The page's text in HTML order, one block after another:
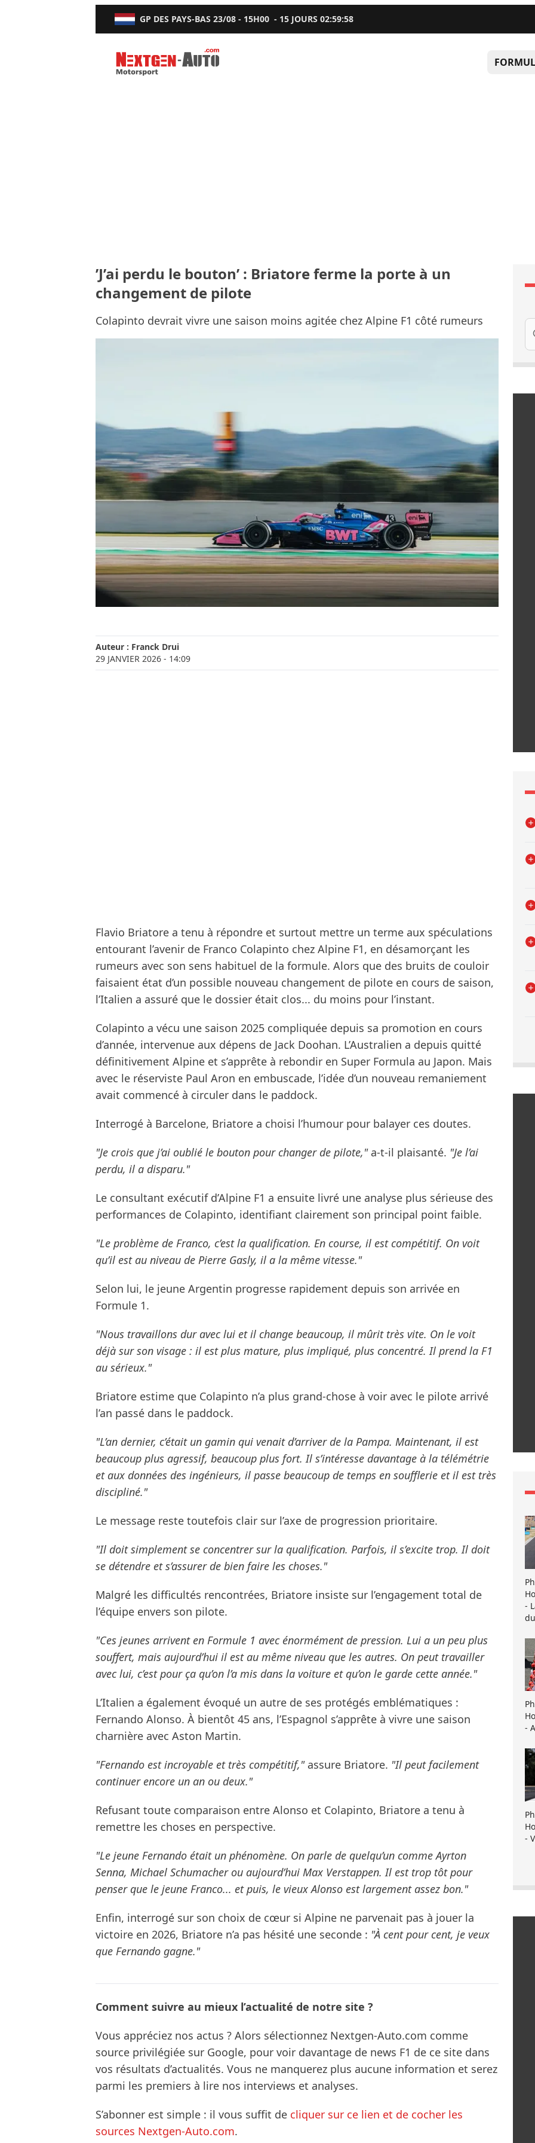
GP DES PAYS-BAS 23/08 - 15H00 - 15 JOURS02:59:57
Nextgen-Auto.com
’J’ai perdu le bouton’ : Briatore ferme la porte à un
changement de pilote
Colapinto devrait vivre une saison moins agitée chez Alpine F1 côté rumeurs
Auteur : Franck Drui
29 JANVIER 2026 - 14:09
Flavio Briatore a tenu à répondre et surtout mettre un terme aux spéculations
entourant l’avenir de Franco Colapinto chez Alpine F1, en désamorçant les
rumeurs avec son sens habituel de la formule. Alors que des bruits de couloir
faisaient état d’un possible nouveau changement de pilote en cours de saison,
l’Italien a assuré que le dossier était clos... du moins pour l’instant.
Colapinto a vécu une saison 2025 compliquée depuis sa promotion en cours
d’année, intervenue aux dépens de Jack Doohan. L’Australien a depuis quitté
définitivement Alpine et s’apprête à rebondir en Super Formula au Japon. Mais
avec le réserviste Paul Aron en embuscade, l’idée d’un nouveau remaniement
avait commencé à circuler dans le paddock.
Interrogé à Barcelone, Briatore a choisi l’humour pour balayer ces doutes.
"Je crois que j’ai oublié le bouton pour changer de pilote,"a-t-il plaisanté. "Je l’ai
perdu, il a disparu."
Le consultant exécutif d’Alpine F1 a ensuite livré une analyse plus sérieuse des
performances de Colapinto, identifiant clairement son principal point faible.
"Le problème de Franco, c’est la qualification. En course, il est compétitif. On voit
qu’il est au niveau de Pierre Gasly, il a la même vitesse."
Selon lui, le jeune Argentin progresse rapidement depuis son arrivée en
Formule 1.
"Nous travaillons dur avec lui et il change beaucoup, il mûrit très vite. On le voit
déjà sur son visage : il est plus mature, plus impliqué, plus concentré. Il prend la F1
au sérieux."
Briatore estime que Colapinto n’a plus grand-chose à voir avec le pilote arrivé
l’an passé dans le paddock.
"L’an dernier, c’était un gamin qui venait d’arriver de la Pampa. Maintenant, il est
beaucoup plus agressif, beaucoup plus fort. Il s’intéresse davantage à la télémétrie
et aux données des ingénieurs, il passe beaucoup de temps en soufflerie et il est très
discipliné."
Le message reste toutefois clair sur l’axe de progression prioritaire.
"Il doit simplement se concentrer sur la qualification. Parfois, il s’excite trop. Il doit
se détendre et s’assurer de bien faire les choses."
Malgré les difficultés rencontrées, Briatore insiste sur l’engagement total de
l’équipe envers son pilote.
"Ces jeunes arrivent en Formule 1 avec énormément de pression. Lui a un peu plus
souffert, mais aujourd’hui il est au même niveau que les autres. On peut travailler
avec lui, c’est pour ça qu’on l’a mis dans la voiture et qu’on le garde cette année."
L’Italien a également évoqué un autre de ses protégés emblématiques :
Fernando Alonso. À bientôt 45 ans, l’Espagnol s’apprête à vivre une saison
charnière avec Aston Martin.
"Fernando est incroyable et très compétitif,"assure Briatore. "Il peut facilement
continuer encore un an ou deux."
Refusant toute comparaison entre Alonso et Colapinto, Briatore a tenu à
remettre les choses en perspective.
"Le jeune Fernando était un phénomène. On parle de quelqu’un comme Ayrton
Senna, Michael Schumacher ou aujourd’hui Max Verstappen. Il est trop tôt pour
penser que le jeune Franco... et puis, le vieux Alonso est largement assez bon."
Enfin, interrogé sur son choix de cœur si Alpine ne parvenait pas à jouer la
victoire en 2026, Briatore n’a pas hésité une seconde : "À cent pour cent, je veux
que Fernando gagne."
Comment suivre au mieux l’actualité de notre site ?
Vous appréciez nos actus ? Alors sélectionnez Nextgen-Auto.com comme
source privilégiée sur Google, pour voir davantage de news F1 de ce site dans
vos résultats d’actualités. Vous ne manquerez plus aucune information et serez
parmi les premiers à lire nos interviews et analyses.
S’abonner est simple : il vous suffit de cliquer sur ce lien et de cocher les
sources Nextgen-Auto.com.
-
-
-